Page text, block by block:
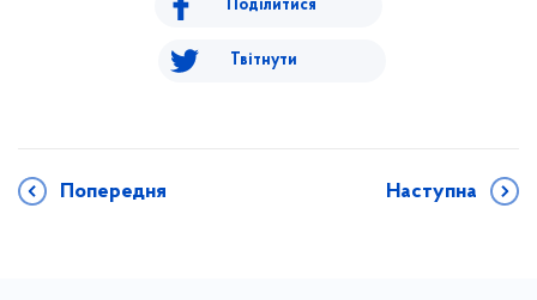
Поділитися
Твітнути
Попередня Наступна